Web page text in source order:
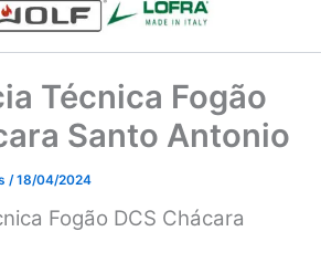
Técnica Fogão
Santo Antonio
/18/04/2024
Fogão DCS Chácara